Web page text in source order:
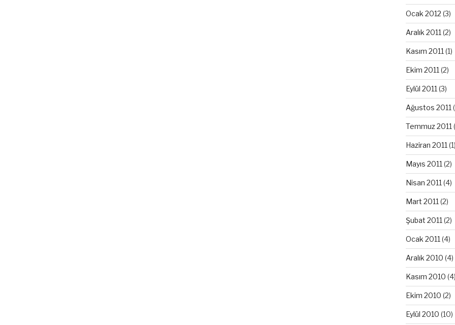
Ocak 2012 (3)
Aralık 2011 (2)
Kasım 2011 (1)
Ekim 2011 (2)
Eylül 2011 (3)
Ağustos 2011
Temmuz 2011
Haziran 2011 (1)
Mayıs 2011 (2)
Nisan 2011 (4)
Mart 2011 (2)
Şubat 2011 (2)
Ocak 2011 (4)
Aralık 2010 (4)
Kasım 2010 (4)
Ekim 2010 (2)
Eylül 2010 (10)